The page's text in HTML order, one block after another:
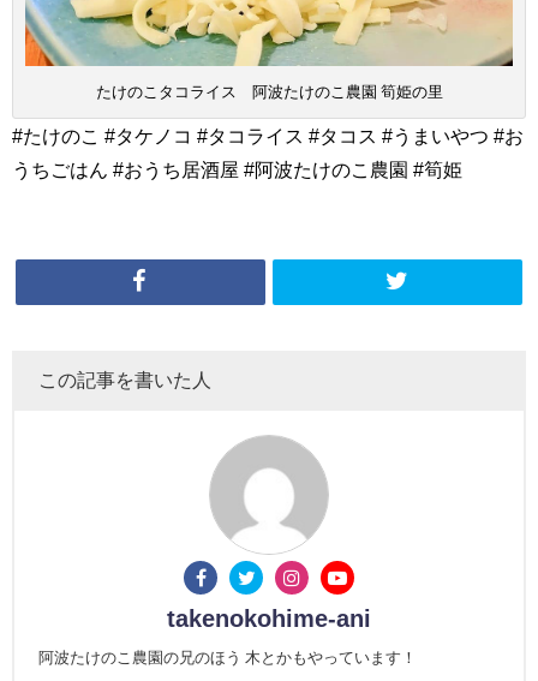
たけのこタコライス 阿波たけのこ農園 筍姫の里
#たけのこ #タケノコ #タコライス #タコス #うまいやつ #お
うちごはん #おうち居酒屋 #阿波たけのこ農園 #筍姫
この記事を書いた人
takenokohime-ani
阿波たけのこ農園の兄のほう 木とかもやっています！